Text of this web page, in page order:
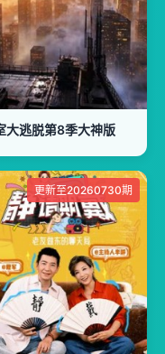
大逃脱第8季大神版
更新至20260730期